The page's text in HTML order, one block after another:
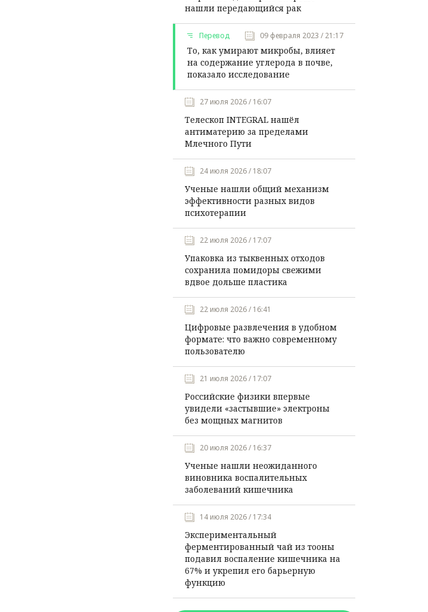
нашли передающийся рак
Перевод 09 февраля 2023 / 21:17
То, как умирают микробы, влияет
на содержание углерода в почве,
показало исследование
27 июля 2026 / 16:07
Телескоп INTEGRAL нашёл
антиматерию за пределами
Млечного Пути
24 июля 2026 / 18:07
Ученые нашли общий механизм
эффективности разных видов
психотерапии
22 июля 2026 / 17:07
Упаковка из тыквенных отходов
сохранила помидоры свежими
вдвое дольше пластика
22 июля 2026 / 16:41
Цифровые развлечения в удобном
формате: что важно современному
пользователю
21 июля 2026 / 17:07
Российские физики впервые
увидели «застывшие» электроны
без мощных магнитов
20 июля 2026 / 16:37
Ученые нашли неожиданного
виновника воспалительных
заболеваний кишечника
14 июля 2026 / 17:34
Экспериментальный
ферментированный чай из тооны
подавил воспаление кишечника на
67% и укрепил его барьерную
функцию